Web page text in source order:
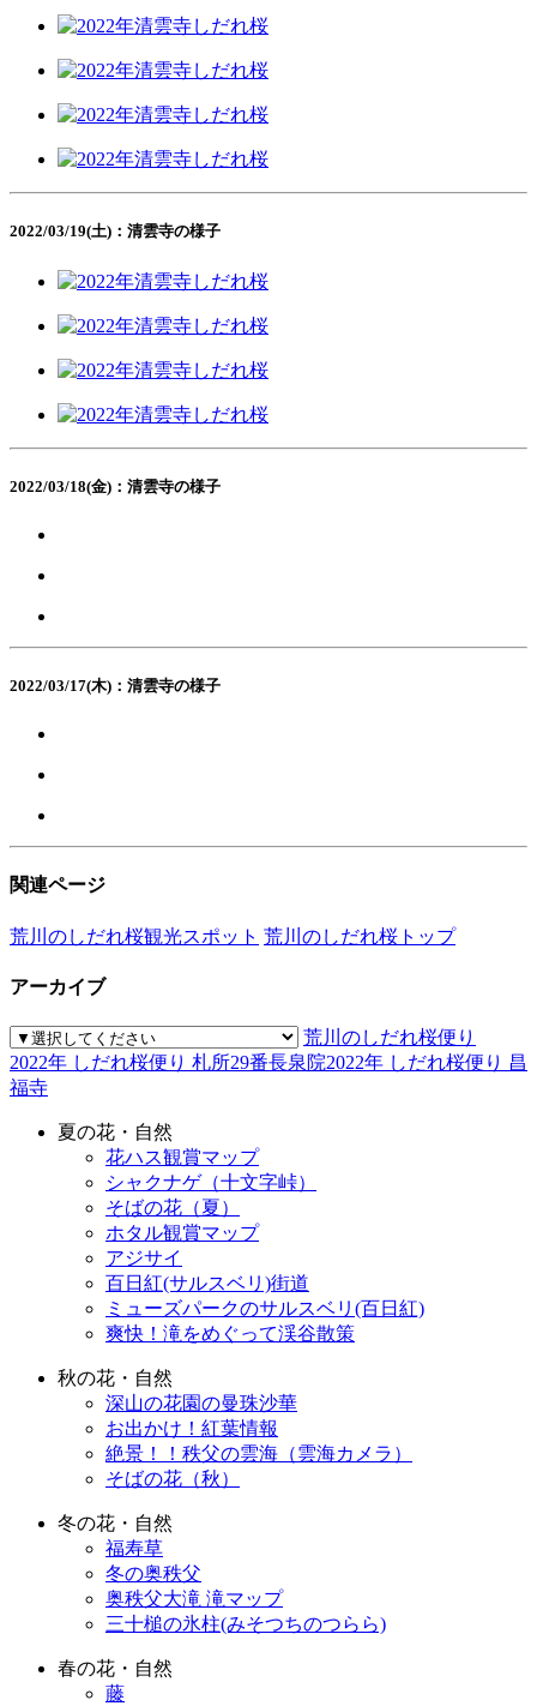
2022/03/19(土)：清雲寺の様子
2022/03/18(金)：清雲寺の様子
2022/03/17(木)：清雲寺の様子
関連ページ
荒川のしだれ桜観光スポット 荒川のしだれ桜トップ
アーカイブ
荒川のしだれ桜便り
2022年 しだれ桜便り 札所29番長泉院2022年 しだれ桜便り 昌
福寺
夏の花・自然
花ハス観賞マップ
シャクナゲ（十文字峠）
そばの花（夏）
ホタル観賞マップ
アジサイ
百日紅(サルスベリ)街道
ミューズパークのサルスベリ(百日紅)
爽快！滝をめぐって渓谷散策
秋の花・自然
深山の花園の曼珠沙華
お出かけ！紅葉情報
絶景！！秩父の雲海（雲海カメラ）
そばの花（秋）
冬の花・自然
福寿草
冬の奥秩父
奥秩父大滝 滝マップ
三十槌の氷柱(みそつちのつらら)
春の花・自然
藤